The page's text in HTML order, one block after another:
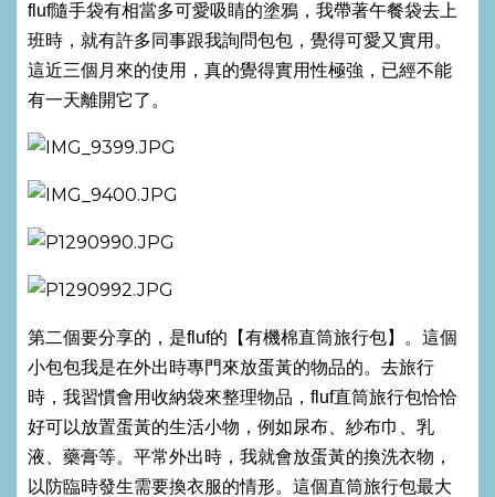
fluf隨手袋有相當多可愛吸睛的塗鴉，我帶著午餐袋去上
班時，就有許多同事跟我詢問包包，覺得可愛又實用。
這近三個月來的使用，真的覺得實用性極強，已經不能
有一天離開它了。
第二個要分享的，是fluf的【有機棉直筒旅行包】。這個
小包包我是在外出時專門來放蛋黃的物品的。去旅行
時，我習慣會用收納袋來整理物品，fluf直筒旅行包恰恰
好可以放置蛋黃的生活小物，例如尿布、紗布巾、乳
液、藥膏等。平常外出時，我就會放蛋黃的換洗衣物，
以防臨時發生需要換衣服的情形。這個直筒旅行包最大